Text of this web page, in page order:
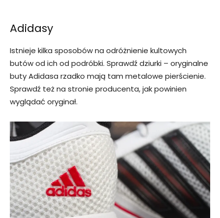
Adidasy
Istnieje kilka sposobów na odróżnienie kultowych
butów od ich od podróbki. Sprawdź dziurki – oryginalne
buty Adidasa rzadko mają tam metalowe pierścienie.
Sprawdź też na stronie producenta, jak powinien
wyglądać oryginał.